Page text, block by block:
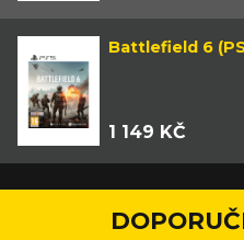
Battlefield 6
1 149 KČ